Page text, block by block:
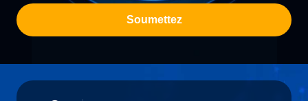
Soumettez